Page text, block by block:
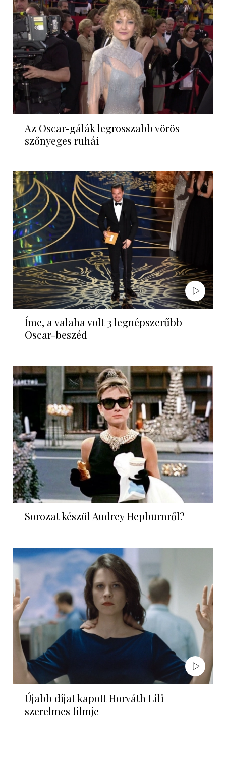
Az Oscar-gálák legrosszabb vörös
szőnyeges ruhái
Íme, a valaha volt 3 legnépszerűbb
Oscar-beszéd
Sorozat készül Audrey Hepburnről?
Újabb díjat kapott Horváth Lili
szerelmes filmje